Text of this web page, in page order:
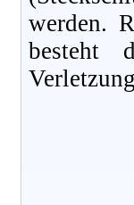
werden.
besteht